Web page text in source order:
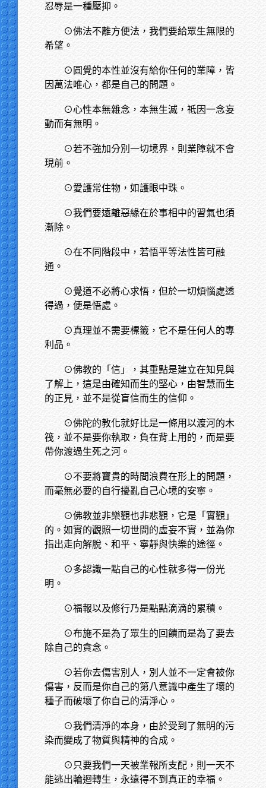
忍辱是一種壓抑。
⊙佛法不離方便法，我們要給眾生無限的
希望。
⊙圓覺的本性並沒有給你任何的業障，皆
因萬法唯心，都是自己的問題。
⊙心性本無雜念，本無生滅，祗因一念妄
動而有無明。
⊙若不強加分別一切境界，則業障就不會
現前。
⊙愛護常住物，如護眼中珠。
⊙我們要遠離惡緣在於事相中的習氣也須
漸除。
⊙在不同階段中，若悟平等法性皆可融
通。
⊙覺道不必將心求悟，但於一切煩惱處透
得過，便是悟處。
⊙真理並不需要標籤，它不是任何人的專
利品。
⊙佛教的「信」，其重點是建立在知見與
了解上，這是由確知而生的堅心，由智慧而生
的正見，並不是從盲信而生的信仰。
⊙佛陀的教化就好比是一條用以渡河的木
筏，並不是要你執取，負在背上用的，而是要
帶你渡過生死之河。
⊙不要將寶貴的時間浪費在形上的問題，
而毫無必要的自行擾亂自己心境的安寧。
⊙佛教並非樂觀也非悲觀，它是「實觀」
的。如實的觀照一切世間的虛妄不實，並為你
指出走向解脫、和平、寧靜與快樂的途徑。
⊙多認識一點自己的心性就多得一份光
明。
⊙福報以及修行乃是點點滴滴的累積。
⊙布施不是為了眾生的回饋而是為了要去
除自己的貪念。
⊙若你去傷害別人，別人並不一定會被你
傷害，反而是你自己的第八意識中產生了壞的
種子而破壞了你自己的清淨心。
⊙我們清淨的本身，由於受到了無明的污
染而變成了物質與精神的合成。
⊙只要我們一天被業報所支配，則一天不
能逃出輪迴轉生，永遠得不到真正的幸福。